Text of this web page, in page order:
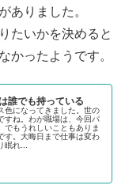
りました。
たいかを決めると
ったようです。
誰でも持っている
色になってきました。世の
すね。わが職場は、今回パ
でもうれしいこともありま
す。大晦日まで仕事は変わ
れ...